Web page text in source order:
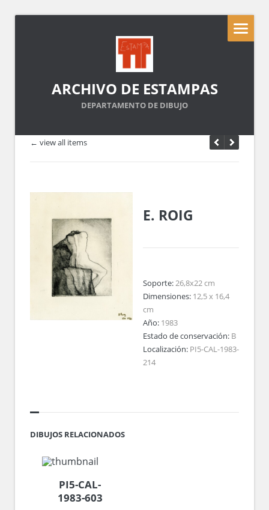
ARCHIVO DE ESTAMPAS
DEPARTAMENTO DE DIBUJO
← view all items
E. ROIG
Soporte:26,8x22 cm
Dimensiones: 12,5 x 16,4
cm
Año: 1983
Estado de conservación: B
Localización: PI5-CAL-1983-
214
DIBUJOS RELACIONADOS
PI5-CAL-
1983-603